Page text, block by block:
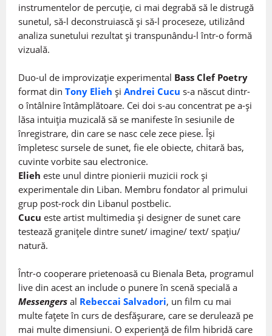
instrumentelor de percuție, ci mai degrabă să le distrugă
sunetul, să-l deconstruiască și să-l proceseze, utilizând
analiza sunetului rezultat și transpunându-l într-o formă
vizuală.
Duo-ul de improvizație experimental Bass Clef Poetry
format din Tony Elieh și Andrei Cucu s-a născut dintr-
o întâlnire întâmplătoare. Cei doi s-au concentrat pe a-și
lăsa intuiția muzicală să se manifeste în sesiunile de
înregistrare, din care se nasc cele zece piese. Își
împletesc sursele de sunet, fie ele obiecte, chitară bas,
cuvinte vorbite sau electronice.
Elieh este unul dintre pionierii muzicii rock și
experimentale din Liban. Membru fondator al primului
grup post-rock din Libanul postbelic.
Cucu este artist multimedia și designer de sunet care
testează granițele dintre sunet/ imagine/ text/ spațiu/
natură.
Într-o cooperare prietenoasă cu Bienala Beta, programul
live din acest an include o punere în scenă specială a
Messengers al Rebeccai Salvadori, un film cu mai
multe fațete în curs de desfășurare, care se derulează pe
mai multe dimensiuni. O experiență de film hibridă care